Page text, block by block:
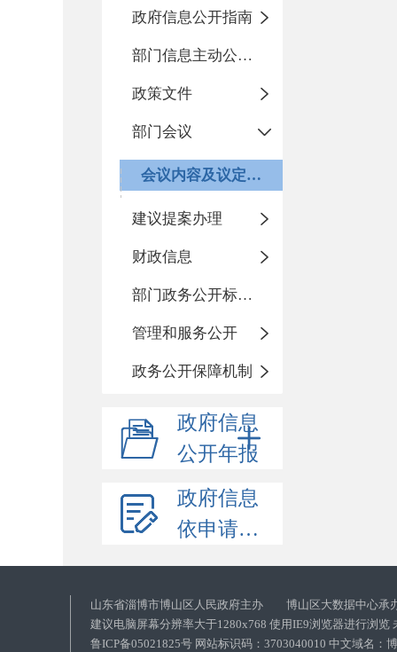
政府信息公开指南
部门信息主动公开基本目录
政策文件
部门会议
会议内容及议定事项
建议提案办理
财政信息
部门政务公开标准化目录
管理和服务公开
政务公开保障机制
政府信息
公开年报
政府信息
依申请公开
山东省淄博市博山区人民政府主办 博山区大数据中心承
建议电脑屏幕分辨率大于1280x768 使用IE9浏览器进行浏览
鲁ICP备05021825号 网站标识码：3703040010 中文域名：